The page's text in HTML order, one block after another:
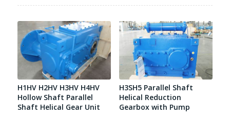
H1HV H2HV H3HV H4HV
Hollow Shaft Parallel
Shaft Helical Gear Unit
H3SH5 Parallel Shaft
Helical Reduction
Gearbox with Pump